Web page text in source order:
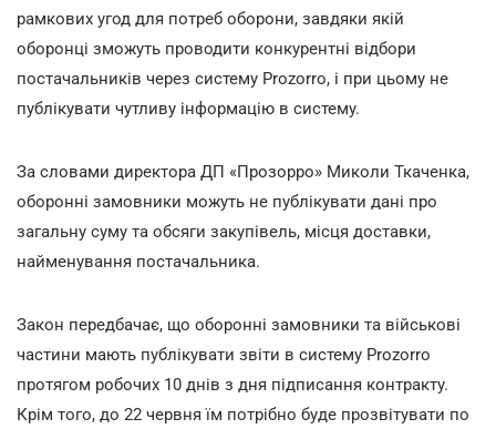
рамкових угод для потреб оборони, завдяки якій
оборонці зможуть проводити конкурентні відбори
постачальників через систему Prozorro, і при цьому не
публікувати чутливу інформацію в систему.
За словами директора ДП «Прозорро» Миколи Ткаченка,
оборонні замовники можуть не публікувати дані про
загальну суму та обсяги закупівель, місця доставки,
найменування постачальника.
Закон передбачає, що оборонні замовники та військові
частини мають публікувати звіти в систему Prozorro
протягом робочих 10 днів з дня підписання контракту.
Крім того, до 22 червня їм потрібно буде прозвітувати по